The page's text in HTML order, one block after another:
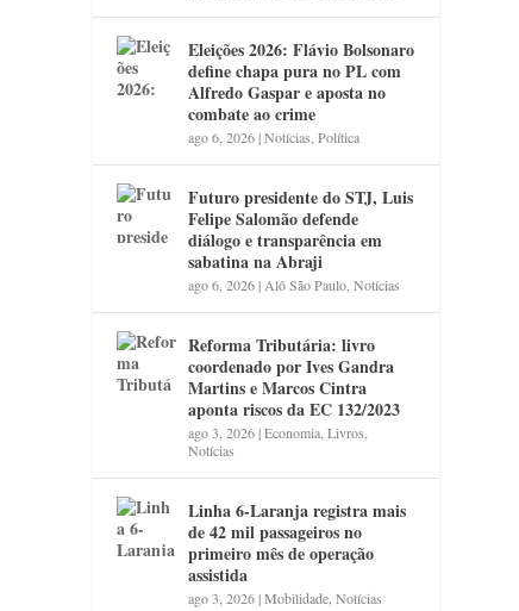
Eleições 2026: Flávio Bolsonaro
define chapa pura no PL com
Alfredo Gaspar e aposta no
combate ao crime
ago 6, 2026|Notícias ,Política
Futuro presidente do STJ, Luis
Felipe Salomão defende
diálogo e transparência em
sabatina na Abraji
ago 6, 2026| Alô São Paulo ,Notícias
Reforma Tributária: livro
coordenado por Ives Gandra
Martins e Marcos Cintra
aponta riscos da EC 132/2023
ago 3, 2026|Economia ,Livros
Notícias
Linha 6-Laranja registra mais
de 42 mil passageiros no
primeiro mês de operação
assistida
ago 3, 2026|Mobilidade ,Notícias